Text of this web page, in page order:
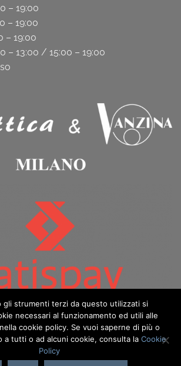
– 19:00
19:00
19:00
/ 15:00 – 19:00
Eurottica & Vanzina - eurotticavanzina.it è
gli strumenti terzi da questo utilizzati si
necessari al funzionamento ed utili alle
cookie policy. Se vuoi saperne di più o
a tutti o ad alcuni cookie, consulta la Cookie
Policy